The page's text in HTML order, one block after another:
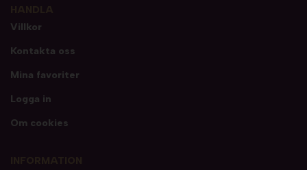
Villkor
Kontakta oss
Mina favoriter
Logga in
Om cookies